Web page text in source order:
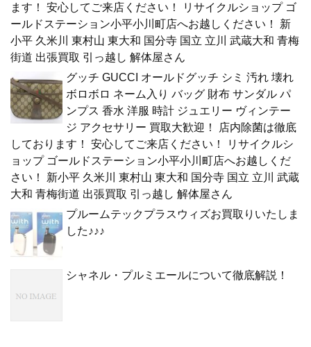
ます！ 安心してご来店ください！ リサイクルショップ ゴ
ールドステーション小平小川町店へお越しください！ 新
小平 久米川 東村山 東大和 国分寺 国立 立川 武蔵大和 青梅
街道 出張買取 引っ越し 解体屋さん
グッチ GUCCI オールドグッチ シミ 汚れ 壊れ
ボロボロ ネーム入り バッグ 財布 サンダル パ
ンプス 香水 洋服 時計 ジュエリー ヴィンテー
ジ アクセサリー 買取大歓迎！ 店内除菌は徹底
しております！ 安心してご来店ください！ リサイクルシ
ョップ ゴールドステーション小平小川町店へお越しくだ
さい！ 新小平 久米川 東村山 東大和 国分寺 国立 立川 武蔵
大和 青梅街道 出張買取 引っ越し 解体屋さん
プルームテックプラスウィズお買取りいたしま
した♪♪♪
シャネル・プルミエールについて徹底解説！